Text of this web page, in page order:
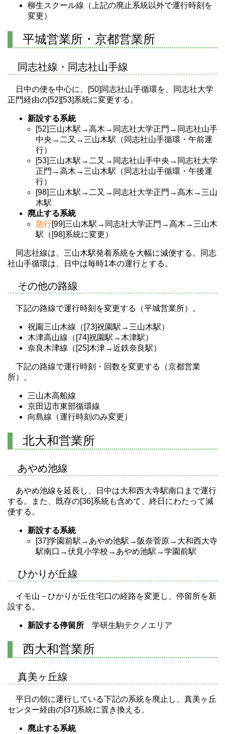
柳生スクール線（上記の廃止系統以外で運行時刻を
変更）
平城営業所・京都営業所
同志社線・同志社山手線
日中の便を中心に、[50]同志社山手循環を、同志社大学
正門経由の[52][53]系統に変更する。
新設する系統
[52]三山木駅→高木→同志社大学正門→同志社山手
中央→二又→三山木駅（同志社山手循環・午前運
行）
[53]三山木駅→二又→同志社山手中央→同志社大学
正門→高木→三山木駅（同志社山手循環・午後運
行）
[98]三山木駅→二又→同志社大学正門→高木→三山
木駅
廃止する系統
急行[99]三山木駅→同志社大学正門→高木→三山木
駅（[98]系統に変更）
同志社線は、三山木駅発着系統を大幅に減便する。同志
社山手循環は、日中は毎時1本の運行とする。
その他の路線
下記の路線で運行時刻を変更する（平城営業所）。
祝園三山木線（[73]祝園駅→三山木駅）
木津高山線（[74]祝園駅→木津駅）
奈良木津線（[25]木津→近鉄奈良駅）
下記の路線で運行時刻・回数を変更する（京都営業
所）。
三山木高船線
京田辺市東部循環線
向島線（運行時刻のみ変更）
北大和営業所
あやめ池線
あやめ池線を延長し、日中は大和西大寺駅南口まで運行
する。また、既存の[36]系統も含めて、終日にわたって減
便する。
新設する系統
[37]学園前駅→あやめ池駅→阪奈菅原→大和西大寺
駅南口→伏見小学校→あやめ池駅→学園前駅
ひかりが丘線
イモ山－ひかりが丘住宅口の経路を変更し、停留所を新
設する。
新設する停留所 学研生駒テクノエリア
西大和営業所
真美ヶ丘線
平日の朝に運行している下記の系統を廃止し、真美ヶ丘
センター経由の[37]系統に置き換える。
廃止する系統